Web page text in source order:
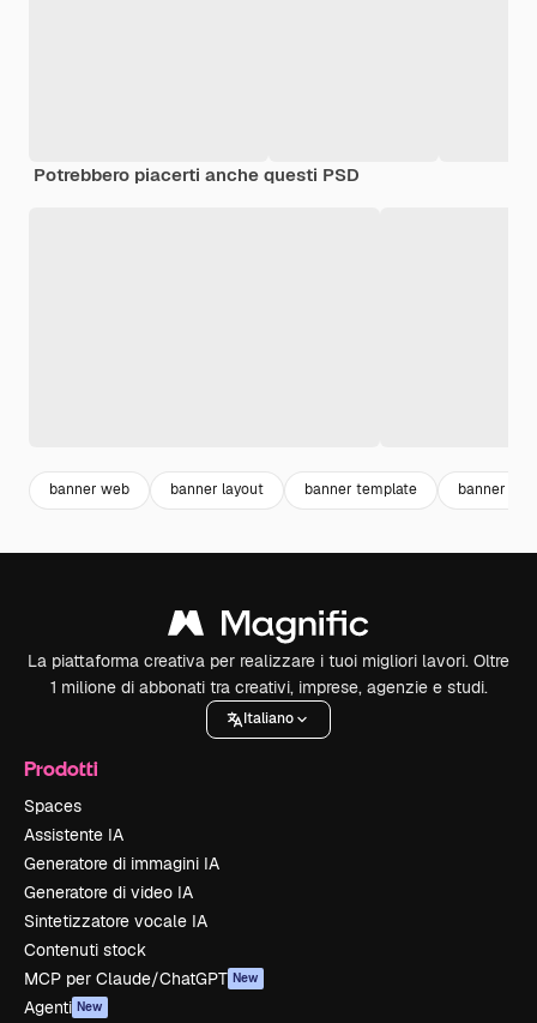
Potrebbero piacerti anche questi PSD
banner web banner layout banner template banner
La piattaforma creativa per realizzare i tuoi migliori lavori. Oltre
1 milione di abbonati tra creativi, imprese, agenzie e studi.
Italiano
Prodotti
Spaces
Assistente IA
Generatore di immagini IA
Generatore di video IA
Sintetizzatore vocale IA
Contenuti stock
MCP per Claude/ChatGPT New
Agenti New